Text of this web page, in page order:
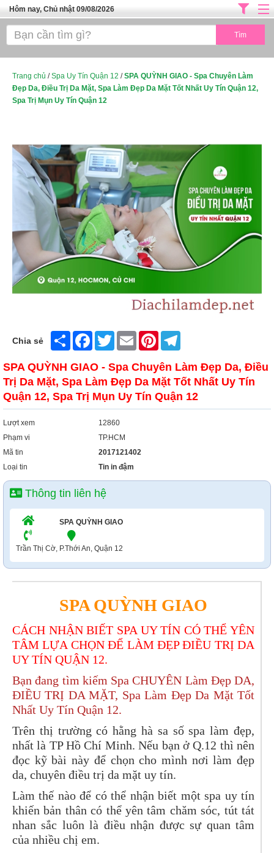
Hôm nay, Chủ nhật 09/08/2026
Trang chủ
SPA TPHCM
Salon Tóc - Tiệm Nail
Thể Dục Thẩm Mỹ
TOP SÀI GÒN
Mỹ Phẩm
Trang chủ /Spa Uy Tín Quận 12 /SPA QUỲNH GIAO - Spa Chuyên Làm
Đẹp Da, Điều Trị Da Mặt, Spa Làm Đẹp Da Mặt Tốt Nhất Uy Tín Quận 12,
Spa Trị Mụn Uy Tín Quận 12
Chia sẻ Share FacebookTwitter Email Pinterest
SPA QUỲNH GIAO - Spa Chuyên Làm Đẹp Da, Điều
Trị Da Mặt, Spa Làm Đẹp Da Mặt Tốt Nhất Uy Tín
Quận 12, Spa Trị Mụn Uy Tín Quận 12
Lượt xem
12860
Phạm vi
TP.HCM
Mã tin
2017121402
Loại tin
Tin in đậm
Thông tin liên hệ
SPA QUỲNH GIAO
Trần Thị Cờ, P.Thới An, Quận 12
SPA QUỲNH GIAO
CÁCH NHẬN BIẾT SPA UY TÍN CÓ THỂ YÊN
TÂM LỰA CHỌN ĐỂ LÀM ĐẸP ĐIỀU TRỊ DA
UY TÍN QUẬN 12.
Bạn đang tìm kiếm Spa CHUYÊN Làm Đẹp DA,
ĐIỀU TRỊ DA MẶT, Spa Làm Đẹp Da Mặt Tốt
Nhất Uy Tín Quận 12.
Trên thị trường có hằng hà sa số spa làm đẹp,
nhất là TP Hồ Chí Minh. Nếu bạn ở Q.12 thì nên
đọc kỹ bài này để chọn cho mình nơi làm đẹp
da, chuyên điều trị da mặt uy tín.
Làm thế nào để có thể nhận biết một spa uy tín
khiến bản thân có thể yên tâm chăm sóc, tút tát
nhan sắc luôn là điều nhận được sự quan tâm
của nhiều chị em.